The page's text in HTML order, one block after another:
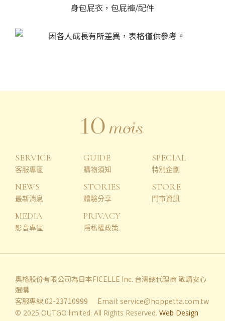
SERVICE
客服專區
GUIDE
購物須知
SPECIAL
特別企劃
NEWS
最新消息
STORIES
體驗分享
STORE
門市資訊
MEDIA
影音專區
PRIVACY
隱私權政策
奧格股份有限公司為日本FICELLE Inc. 台灣總代理商 敬請安心
選購
客服專線:02-23710999
Email: service@hoppetta.com.tw
© 2025 OUTGO limited. All Rights Reserved. Web Design